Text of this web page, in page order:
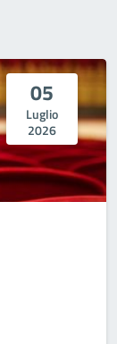
05
Luglio
2026